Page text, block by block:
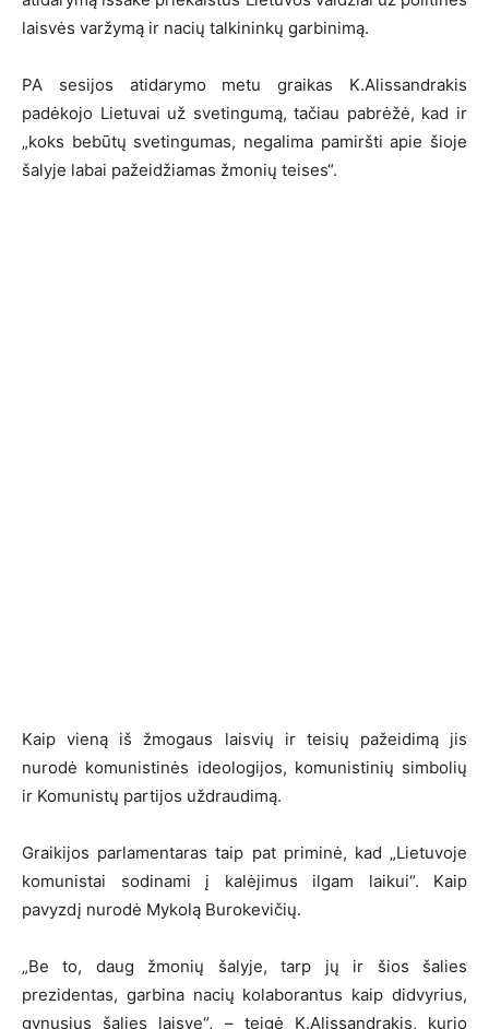
laisvės varžymą ir nacių talkininkų garbinimą.
PA sesijos atidarymo metu graikas K.Alissandrakis
padėkojo Lietuvai už svetingumą, tačiau pabrėžė, kad ir
„koks bebūtų svetingumas, negalima pamiršti apie šioje
šalyje labai pažeidžiamas žmonių teises“.
Kaip vieną iš žmogaus laisvių ir teisių pažeidimą jis
nurodė komunistinės ideologijos, komunistinių simbolių
ir Komunistų partijos uždraudimą.
Graikijos parlamentaras taip pat priminė, kad „Lietuvoje
komunistai sodinami į kalėjimus ilgam laikui“. Kaip
pavyzdį nurodė Mykolą Burokevičių.
„Be to, daug žmonių šalyje, tarp jų ir šios šalies
prezidentas, garbina nacių kolaborantus kaip didvyrius,
gynusius šalies laisvę“, – teigė K.Alissandrakis, kurio